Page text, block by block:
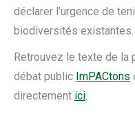
déclarer l’urgence de
biodiversités existantes.
Retrouvez le texte de la
débat public ImPACtons
directement ici.